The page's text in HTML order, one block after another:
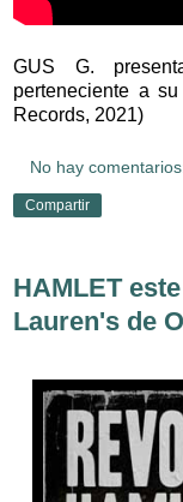
GUS G.
perteneciente a
Records, 2021)
No hay
Compartir
HAMLET
Lauren's de